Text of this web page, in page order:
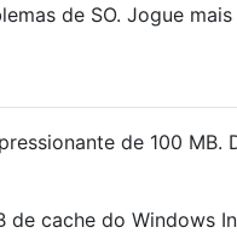
de SO. Jogue mais
de 100 MB.
de cache do Windows